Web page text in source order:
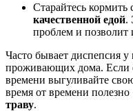
Старайтесь кормить
качественной едой.
проблем и позволит
Часто бывает диспепсия
проживающих дома. Если
времени выгуливайте
время от времени полезно
траву.